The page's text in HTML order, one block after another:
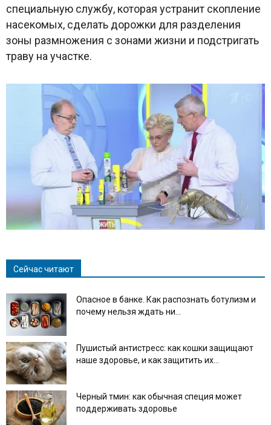
специальную службу, которая устранит скопление
насекомых, сделать дорожки для разделения
зоны размножения с зонами жизни и подстригать
траву на участке.
Сейчас читают
Опасное в банке. Как распознать ботулизм и
почему нельзя ждать ни...
Пушистый антистресс: как кошки защищают
наше здоровье, и как защитить их...
Черный тмин: как обычная специя может
поддерживать здоровье